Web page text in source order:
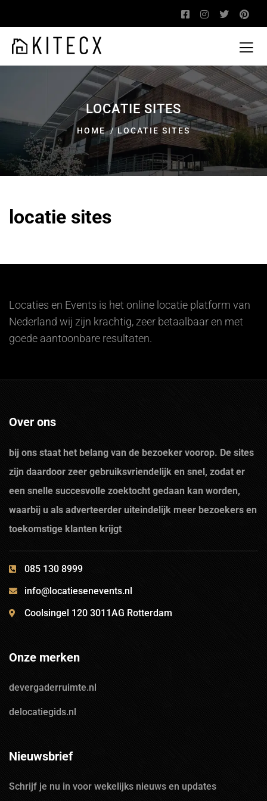
LOCATIE SITES
HOME LOCATIE SITES
locatie sites
Locaties en Events is het online locatie platform van
Nederland wij zijn krachtig, zeer betaalbaar en met
goede aantoonbare resultaten.
Over ons
bij ons staat het belang van de bezoeker voorop. De sites
zijn daardoor zeer gebruiksvriendelijk en snel, zodat er
een snelle succesvolle zoektocht gedaan kan worden,
waarbij u als adverteerder uiteindelijk meer bezoekers en
toekomstige klanten krijgt
085 130 8999
info@locatiesenevents.nl
Coolsingel 120 3011AG Rotterdam
Onze merken
devergaderruimte.nl
delocatiegids.nl
Nieuwsbrief
Schrijf je nu in voor wekelijks nieuws en updates